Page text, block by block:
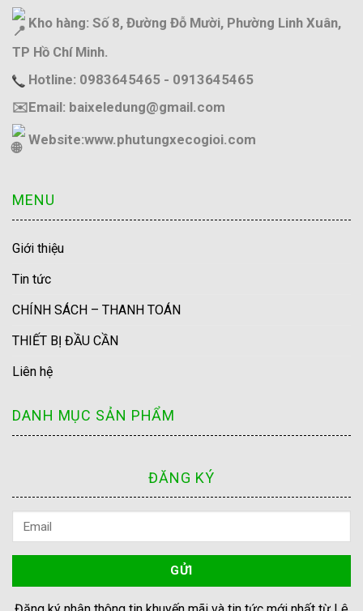
Kho hàng: Số 8, Đường Đỗ Mười, Phường Linh Xuân,
TP Hồ Chí Minh.
Hotline: 0983645465 - 0913645465
✉️Email: baixeledung@gmail.com
Website:www.phutungxecogioi.com
MENU
Giới thiệu
Tin tức
CHÍNH SÁCH – THANH TOÁN
THIẾT BỊ ĐẦU CẦN
Liên hệ
DANH MỤC SẢN PHẨM
ĐĂNG KÝ